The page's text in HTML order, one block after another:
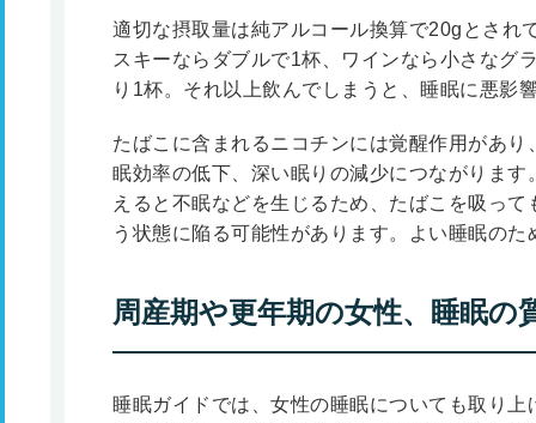
適切な摂取量は純アルコール換算で20gとされ
スキーならダブルで1杯、ワインなら小さなグ
り1杯。それ以上飲んでしまうと、睡眠に悪影
たばこに含まれるニコチンには覚醒作用があ
眠効率の低下、深い眠りの減少につながりま
えると不眠などを生じるため、たばこを吸っ
う状態に陥る可能性があります。よい睡眠の
周産期や更年期の女性、睡眠の
睡眠ガイドでは、女性の睡眠についても取り